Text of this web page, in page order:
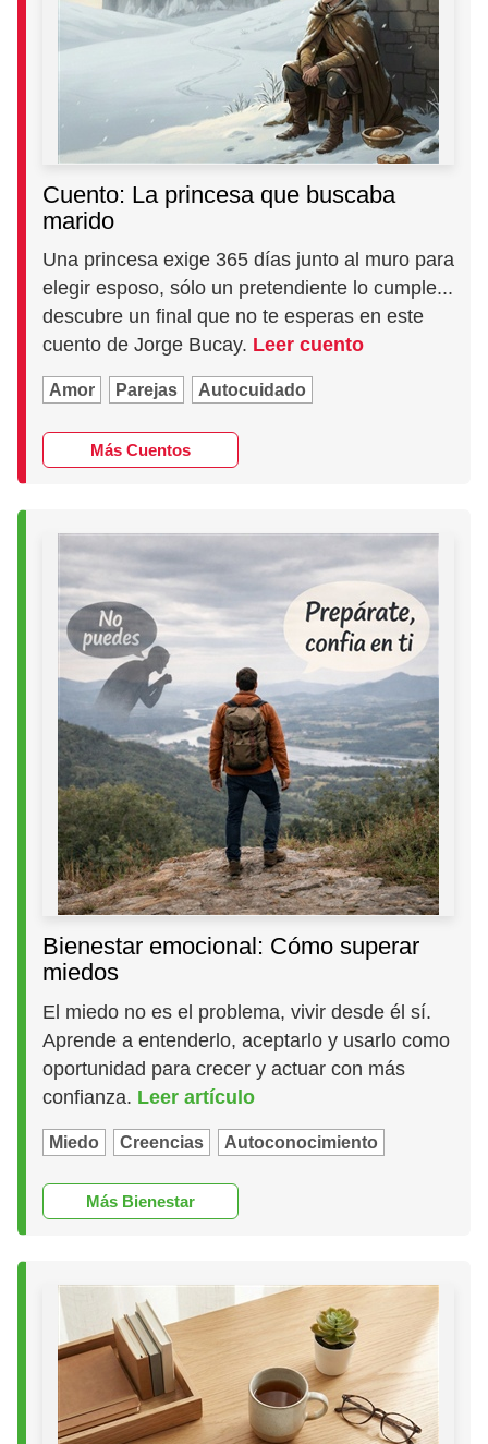
Cuento: La princesa que buscaba
marido
Una princesa exige 365 días junto al muro para
elegir esposo, sólo un pretendiente lo cumple...
descubre un final que no te esperas en este
cuento de Jorge Bucay. Leer cuento
Amor Parejas Autocuidado
Más Cuentos
Bienestar emocional: Cómo superar
miedos
El miedo no es el problema, vivir desde él sí.
Aprende a entenderlo, aceptarlo y usarlo como
oportunidad para crecer y actuar con más
confianza. Leer artículo
Miedo Creencias Autoconocimiento
Más Bienestar